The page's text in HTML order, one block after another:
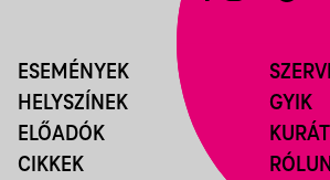
ESEMÉNYEK
HELYSZÍNEK
ELŐADÓK
CIKKEK
GYIK